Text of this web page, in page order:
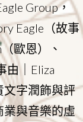
Group，
Eagle（故事
歐恩）、
由｜Eliza
文字潤飾與評
業與音樂的虛